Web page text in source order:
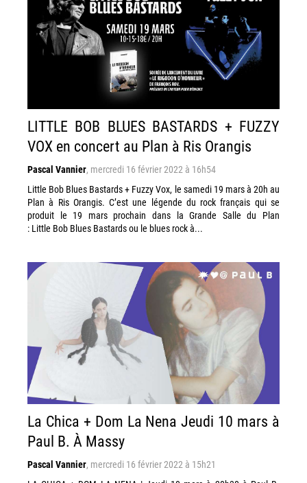
LITTLE BOB BLUES BASTARDS + FUZZY
VOX en concert au Plan à Ris Orangis
Pascal Vannier, mercredi 16 février 2022 à 16h54
Little Bob Blues Bastards + Fuzzy Vox, le samedi 19 mars à 20h au
Plan à Ris Orangis. C’est une légende du rock français qui se
produit le 19 mars prochain dans la Grande Salle du Plan
: Little Bob Blues Bastards ou le blues rock à...
La Chica + Dom La Nena Jeudi 10 mars à
Paul B. À Massy
Pascal Vannier, mercredi 16 février 2022 à 15h21